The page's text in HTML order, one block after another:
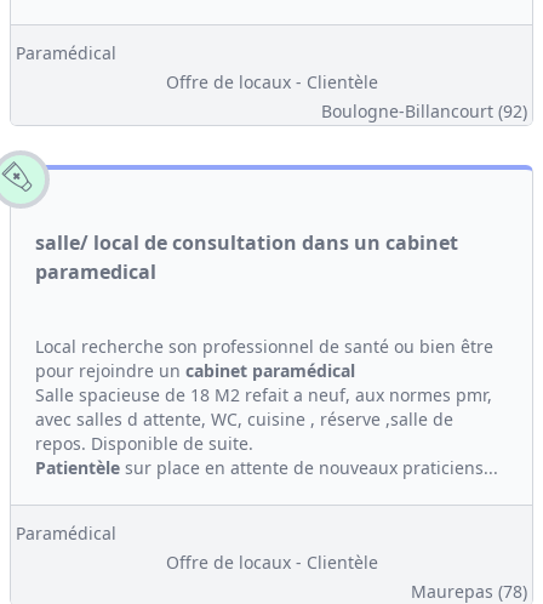
Paramédical
Offre de locaux - Clientèle
Boulogne-Billancourt (92)
salle/ local de consultation dans un cabinet
paramedical
Local recherche son professionnel de santé ou bien être
pour rejoindre un cabinet paramédical
Salle spacieuse de 18 M2 refait a neuf, aux normes pmr,
avec salles d attente, WC, cuisine , réserve ,salle de
repos. Disponible de suite.
Patientèle sur place en attente de nouveaux praticiens...
Paramédical
Offre de locaux - Clientèle
Maurepas (78)